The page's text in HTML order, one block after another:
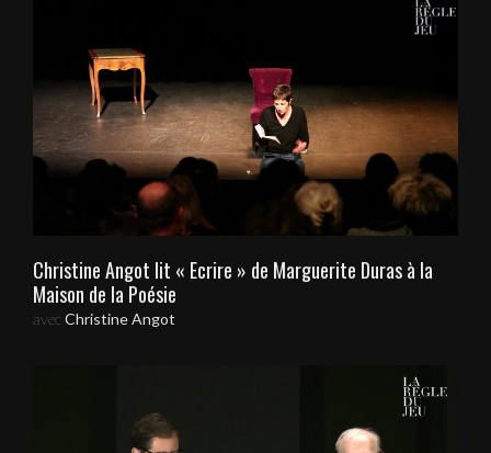
Christine Angot lit « Ecrire » de Marguerite Duras à la
Maison de la Poésie
avec Christine Angot